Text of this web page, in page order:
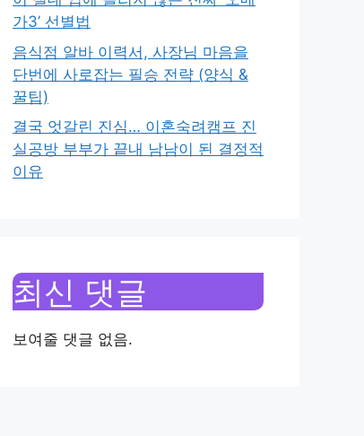
가3’ 선별법
음식점 알바 이력서, 사장님 마음을
단번에 사로잡는 필승 전략 (양식 &
꿀팁)
결국 엇갈린 진심… 이혼숙려캠프 진
실공방 부부가 끝내 남남이 된 결정적
이유
최신 댓글
보여줄 댓글 없음.